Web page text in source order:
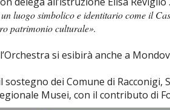
luogo simbolico e identitario come il
patrimonio culturale».
si esibirà anche a
sostegno dei Comune di Racconigi,
Musei, con il contributo di